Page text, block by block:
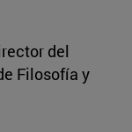
del
Filosofía y